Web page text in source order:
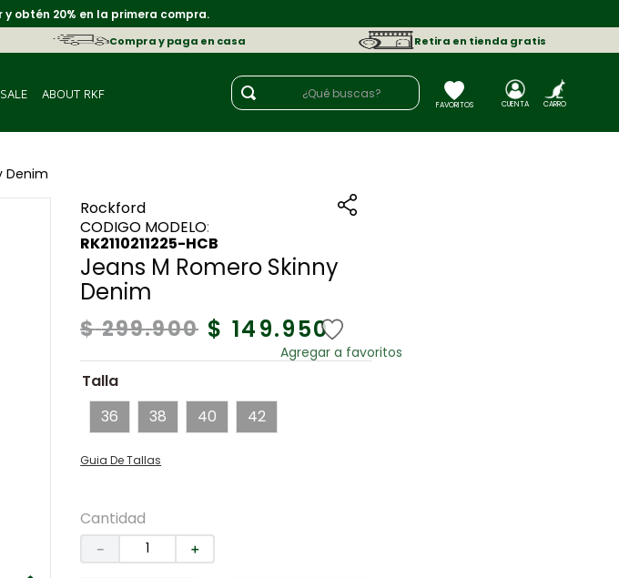
obtén 20% en la primera compra.
Compra y paga en casa Retira en tienda gratis
ABOUT RKF
¿Qué buscas?
Denim
Rockford
:
RK2110211225-HCB
Jeans M Romero Skinny
Denim
$ 299.900 $ 149.950
Talla
36
38 40 42
Guia De Tallas
Cantidad
＋
－